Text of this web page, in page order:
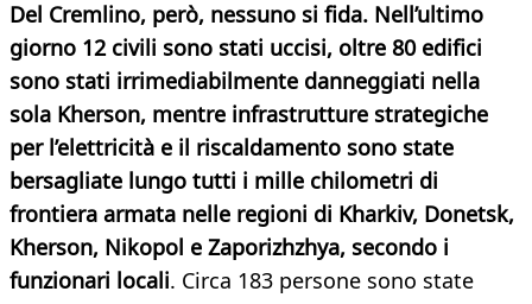
Del Cremlino, però, nessuno si fida. Nell’ultimo
giorno 12 civili sono stati uccisi, oltre 80 edifici
sono stati irrimediabilmente danneggiati nella
sola Kherson, mentre infrastrutture strategiche
per l’elettricità e il riscaldamento sono state
bersagliate lungo tutti i mille chilometri di
frontiera armata nelle regioni di Kharkiv, Donetsk,
Kherson, Nikopol e Zaporizhzhya, secondo i
funzionari locali. Circa 183 persone sono state